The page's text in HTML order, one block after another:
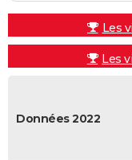
Les
Les
Données 2022